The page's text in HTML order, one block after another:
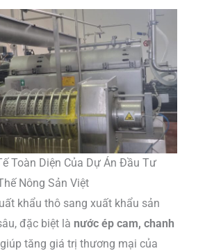
Toàn Diện Của Dự Án Đầu Tư
Nông Sản Việt
khẩu thô sang xuất khẩu sản
đặc biệt là nước ép cam, chanh
giúp tăng giá trị thương mại của